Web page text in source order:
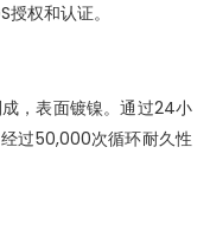
权和认证。
，表面镀镍。通过24小
过50,000次循环耐久性